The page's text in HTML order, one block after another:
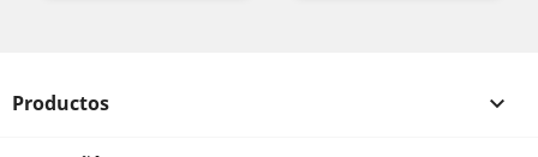
Productos 